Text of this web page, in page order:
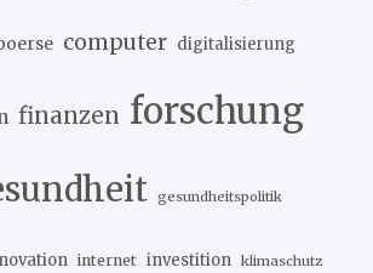
computer digitalisierung
finanzen forschung
gesundheitspolitik
internet investition klimaschutz